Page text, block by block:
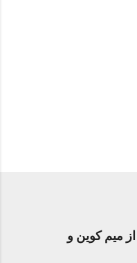
از میم کوین و